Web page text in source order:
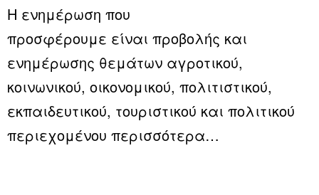
Η ενημέρωση που
προσφέρουμε είναι προβολής και
ενημέρωσης θεμάτων αγροτικού,
κοινωνικού, οικονομικού, πολιτιστικού,
εκπαιδευτικού, τουριστικού και πολιτικού
περιεχομένου περισσότερα…